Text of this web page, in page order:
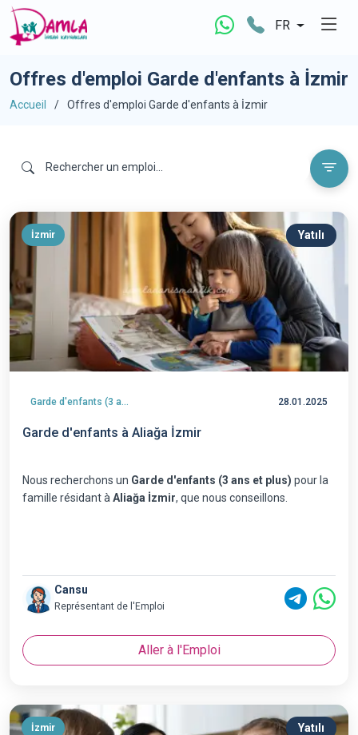
FR
Offres d'emploi Garde d'enfants à İzmir
Accueil Offres d'emploi Garde d'enfants à İzmir
İzmir Yatılı
Garde d'enfants (3 ans et plus) 28.01.2025
Garde d'enfants à Aliağa İzmir
Nous recherchons un Garde d'enfants (3 ans et plus) pour la
famille résidant à Aliağa İzmir, que nous conseillons.
Cansu
Représentant de l'Emploi
Aller à l'Emploi
İzmir Yatılı